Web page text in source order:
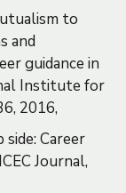
to
and
guidance in
Institute for
2016,
Career
Journal,